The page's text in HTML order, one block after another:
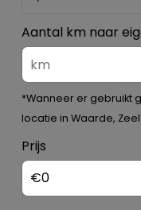
Aantal km naar
*Wanneer er gebruikt
locatie in Waarde,
Prijs